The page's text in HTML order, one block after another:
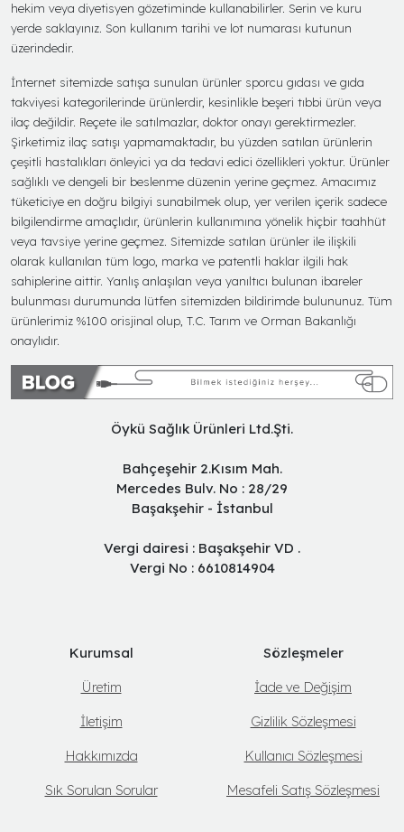
hekim veya diyetisyen gözetiminde kullanabilirler. Serin ve kuru
yerde saklayınız. Son kullanım tarihi ve lot numarası kutunun
üzerindedir.
İnternet sitemizde satışa sunulan ürünler sporcu gıdası ve gıda
takviyesi kategorilerinde ürünlerdir, kesinlikle beşeri tıbbi ürün veya
ilaç değildir. Reçete ile satılmazlar, doktor onayı gerektirmezler.
Şirketimiz ilaç satışı yapmamaktadır, bu yüzden satılan ürünlerin
çeşitli hastalıkları önleyici ya da tedavi edici özellikleri yoktur. Ürünler
sağlıklı ve dengeli bir beslenme düzenin yerine geçmez. Amacımız
tüketiciye en doğru bilgiyi sunabilmek olup, yer verilen içerik sadece
bilgilendirme amaçlıdır, ürünlerin kullanımına yönelik hiçbir taahhüt
veya tavsiye yerine geçmez. Sitemizde satılan ürünler ile ilişkili
olarak kullanılan tüm logo, marka ve patentli haklar ilgili hak
sahiplerine aittir. Yanlış anlaşılan veya yanıltıcı bulunan ibareler
bulunması durumunda lütfen sitemizden bildirimde bulununuz. Tüm
ürünlerimiz %100 orisjinal olup, T.C. Tarım ve Orman Bakanlığı
onaylıdır.
Öykü Sağlık Ürünleri Ltd.Şti.
Bahçeşehir 2.Kısım Mah.
Mercedes Bulv. No : 28/29
Başakşehir - İstanbul
Vergi dairesi : Başakşehir VD .
Vergi No : 6610814904
Kurumsal
Üretim
İletişim
Hakkımızda
Sık Sorulan Sorular
Sözleşmeler
İade ve Değişim
Gizlilik Sözleşmesi
Kullanıcı Sözleşmesi
Mesafeli Satış Sözleşmesi